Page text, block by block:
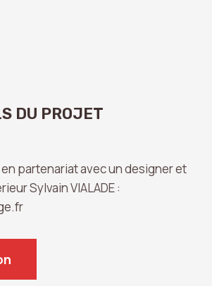
DU PROJET
partenariat avec un designer et
Sylvain VIALADE :